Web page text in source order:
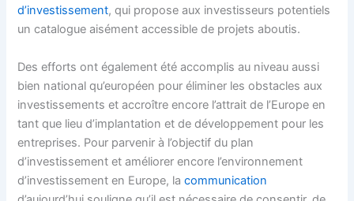
d’investissement, qui propose aux investisseurs potentiels
un catalogue aisément accessible de projets aboutis.
Des efforts ont également été accomplis au niveau aussi
bien national qu’européen pour éliminer les obstacles aux
investissements et accroître encore l’attrait de l’Europe en
tant que lieu d’implantation et de développement pour les
entreprises. Pour parvenir à l’objectif du plan
d’investissement et améliorer encore l’environnement
d’investissement en Europe, lacommunication